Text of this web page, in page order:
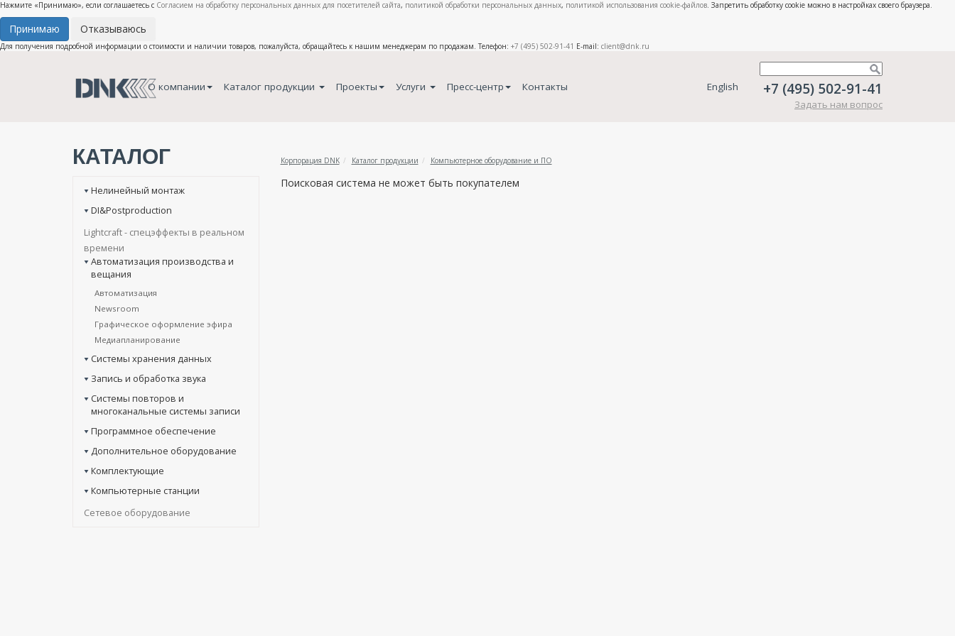
Нажмите «Принимаю», если соглашаетесь с Согласием на обработку персональных данных для посетителей сайта, политикой обработки персональных данных, политикой использования cookie-файлов. Запретить обработку cookie можно в настройках своего браузера.
Принимаю Отказываюсь
Для получения подробной информации о стоимости и наличии товаров, пожалуйста, обращайтесь к нашим менеджерам по продажам. Телефон: +7 (495) 502-91-41 E-mail: client@dnk.ru
О компании Каталог продукции Проекты Услуги Пресс-центр Контакты English +7 (495) 502-91-41
Задать нам вопрос
КАТАЛОГ Корпорация DNK Каталог продукции Компьютерное оборудование и ПО
Нелинейный монтаж
DI&Postproduction
Lightcraft - cпецэффекты в реальном
времени
Автоматизация производства и
вещания
Автоматизация
Newsroom
Графическое оформление эфира
Медиапланирование
Системы хранения данных
Запись и обработка звука
Системы повторов и
многоканальные системы записи
Программное обеспечение
Дополнительное оборудование
Комплектующие
Компьютерные станции
Сетевое оборудование
Поисковая система не может быть покупателем